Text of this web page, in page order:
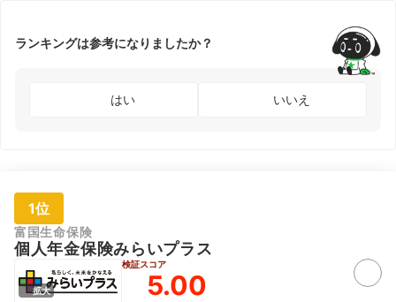
ランキングは参考になりましたか？
はい いいえ
1位
富国生命保険
個人年金保険みらいプラス
拡大
検証スコア
5.00